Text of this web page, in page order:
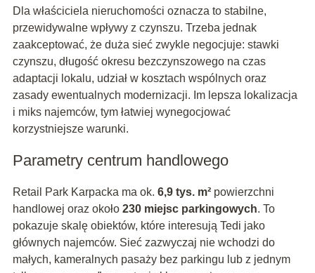
Dla właściciela nieruchomości oznacza to stabilne,
przewidywalne wpływy z czynszu. Trzeba jednak
zaakceptować, że duża sieć zwykle negocjuje: stawki
czynszu, długość okresu bezczynszowego na czas
adaptacji lokalu, udział w kosztach wspólnych oraz
zasady ewentualnych modernizacji. Im lepsza lokalizacja
i miks najemców, tym łatwiej wynegocjować
korzystniejsze warunki.
Parametry centrum handlowego
Retail Park Karpacka ma ok. 6,9 tys. m²powierzchni
handlowej oraz około 230 miejsc parkingowych. To
pokazuje skalę obiektów, które interesują Tedi jako
głównych najemców. Sieć zazwyczaj nie wchodzi do
małych, kameralnych pasaży bez parkingu lub z jednym